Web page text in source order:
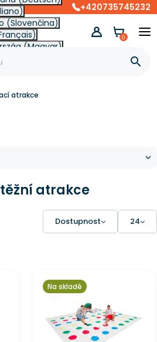
(Slovenčina)
(Magyar)
€)
+420735745232

0
atrakce
atrakce
Dostupnost 24
Na skladě